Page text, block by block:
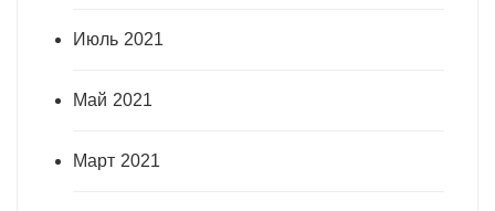
Июль 2021
Май 2021
Март 2021